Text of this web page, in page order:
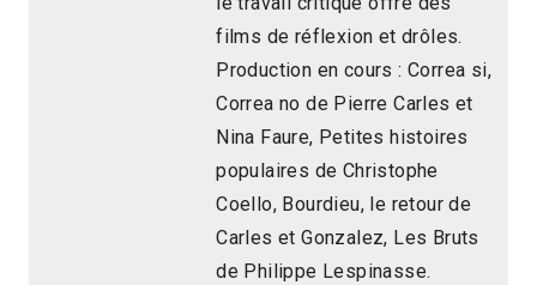
films de réflexion et drôles.
Production en cours : Correa si,
Correa no de Pierre Carles et
Nina Faure, Petites histoires
populaires de Christophe
Coello, Bourdieu, le retour de
Carles et Gonzalez, Les Bruts
de Philippe Lespinasse.